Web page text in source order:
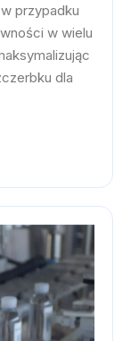
przypadku
w wielu
dla